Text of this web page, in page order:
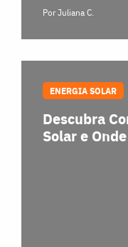
Por Juliana C.
ENERGIA SOLAR
Descubra
Solar e